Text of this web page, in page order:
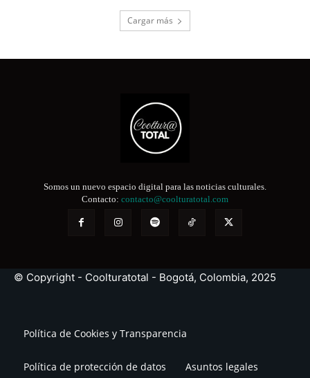
Cargar más
Somos un nuevo espacio digital para las noticias culturales.
Contacto: contacto@coolturatotal.com
© Copyright - Coolturatotal - Bogotá, Colombia, 2025
Política de Cookies y Transparencia
Política de protección de datos Asuntos legales